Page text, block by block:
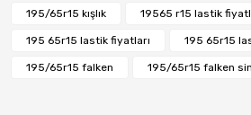
195/65r15 kışlık 19565 r15 lastik
195 65r15 lastik fiyatları 195 65r15
195/65r15 falken 195/65r15 falken